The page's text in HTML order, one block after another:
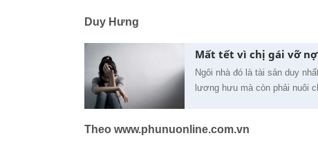
Duy Hưng
Mất tết vì chị gái vỡ nợ
Ngôi nhà đó là tài sản duy
lương hưu mà còn phải nuôi
Theo www.phunuonline.com.vn